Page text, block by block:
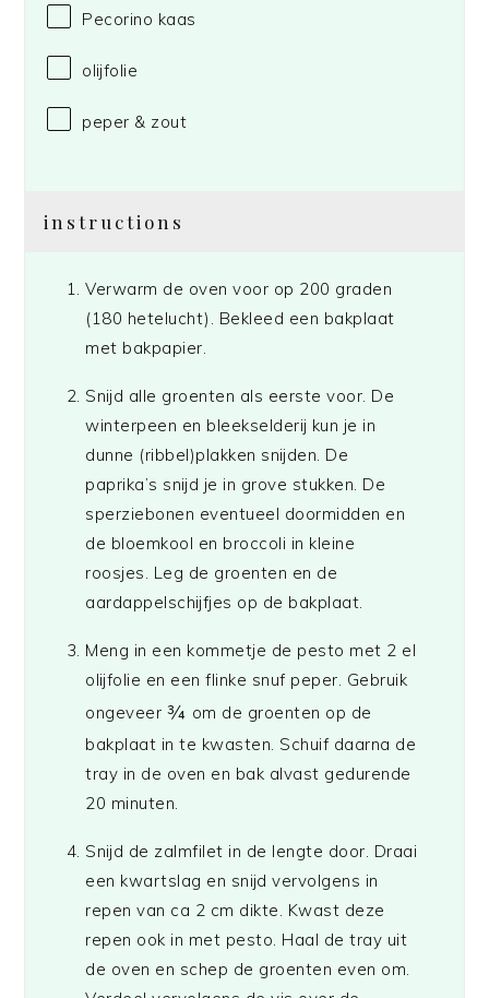
Pecorino kaas
olijfolie
peper & zout
instructions
Verwarm de oven voor op 200 graden
(180 hetelucht). Bekleed een bakplaat
met bakpapier.
Snijd alle groenten als eerste voor. De
winterpeen en bleekselderij kun je in
dunne (ribbel)plakken snijden. De
paprika’s snijd je in grove stukken. De
sperziebonen eventueel doormidden en
de bloemkool en broccoli in kleine
roosjes. Leg de groenten en de
aardappelschijfjes op de bakplaat.
Meng in een kommetje de pesto met 2 el
olijfolie en een flinke snuf peper. Gebruik
ongeveer ¾ om de groenten op de
bakplaat in te kwasten. Schuif daarna de
tray in de oven en bak alvast gedurende
20 minuten.
Snijd de zalmfilet in de lengte door. Draai
een kwartslag en snijd vervolgens in
repen van ca 2 cm dikte. Kwast deze
repen ook in met pesto. Haal de tray uit
de oven en schep de groenten even om.